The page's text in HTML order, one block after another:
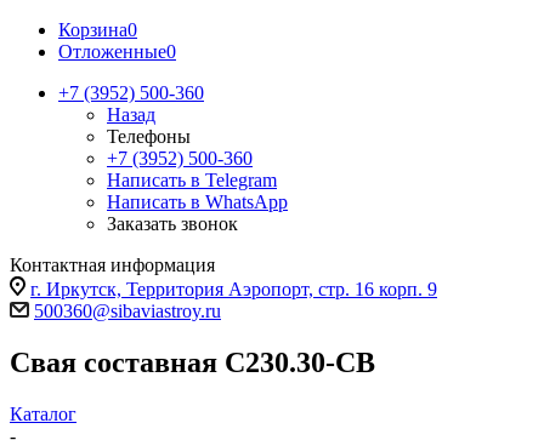
Корзина0
Отложенные0
+7 (3952) 500-360
Назад
Телефоны
+7 (3952) 500-360
Написать в Telegram
Написать в WhatsApp
Заказать звонок
Контактная информация
г. Иркутск, Территория Аэропорт, стр. 16 корп. 9
500360@sibaviastroy.ru
Свая составная С230.30-СВ
Каталог
-